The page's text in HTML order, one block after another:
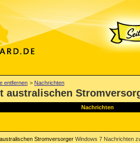
entfernen > Nachrichten
australischen
Nachrichten
Stromversorger Windows 7 Nachrichten